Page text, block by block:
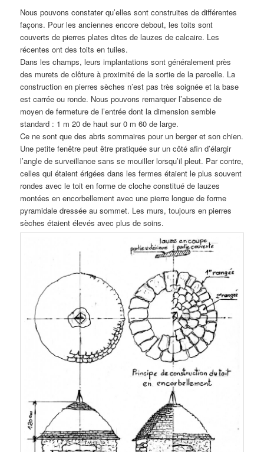
Nous pouvons constater qu’elles sont construites de différentes
façons. Pour les anciennes encore debout, les toits sont
couverts de pierres plates dites de lauzes de calcaire. Les
récentes ont des toits en tuiles.
Dans les champs, leurs implantations sont généralement près
des murets de clôture à proximité de la sortie de la parcelle. La
construction en pierres sèches n’est pas très soignée et la base
est carrée ou ronde. Nous pouvons remarquer l’absence de
moyen de fermeture de l’entrée dont la dimension semble
standard : 1 m 20 de haut sur 0 m 60 de large.
Ce ne sont que des abris sommaires pour un berger et son chien.
Une petite fenêtre peut être pratiquée sur un côté afin d’élargir
l’angle de surveillance sans se mouiller lorsqu’il pleut. Par contre,
celles qui étaient érigées dans les fermes étaient le plus souvent
rondes avec le toit en forme de cloche constitué de lauzes
montées en encorbellement avec une pierre longue de forme
pyramidale dressée au sommet. Les murs, toujours en pierres
sèches étaient élevés avec plus de soins.